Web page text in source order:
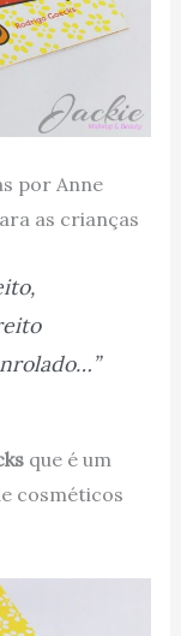
por Anne
as crianças
que é um
cosméticos